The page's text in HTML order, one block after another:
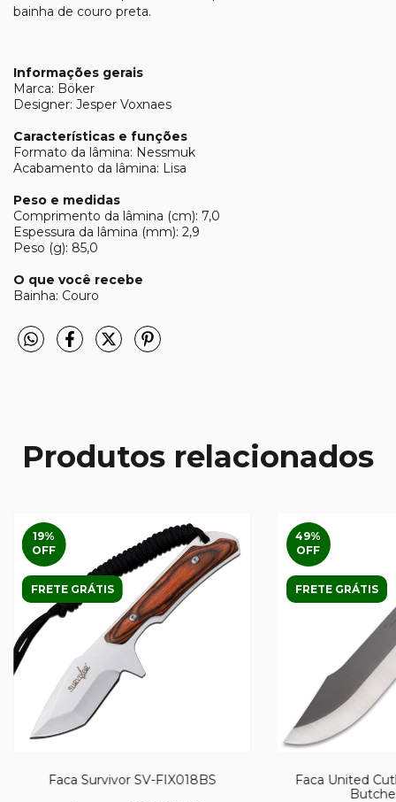
bainha de couro preta.
Informações gerais
Marca: Böker
Designer: Jesper Voxnaes
Características e funções
Formato da lâmina: Nessmuk
Acabamento da lâmina: Lisa
Peso e medidas
Comprimento da lâmina (cm): 7,0
Espessura da lâmina (mm): 2,9
Peso (g): 85,0
O que você recebe
Bainha: Couro
Produtos relacionados
19%
OFF
FRETE GRÁTIS
Faca Survivor SV-FIX018BS
49%
OFF
FRETE GRÁTIS
Faca United